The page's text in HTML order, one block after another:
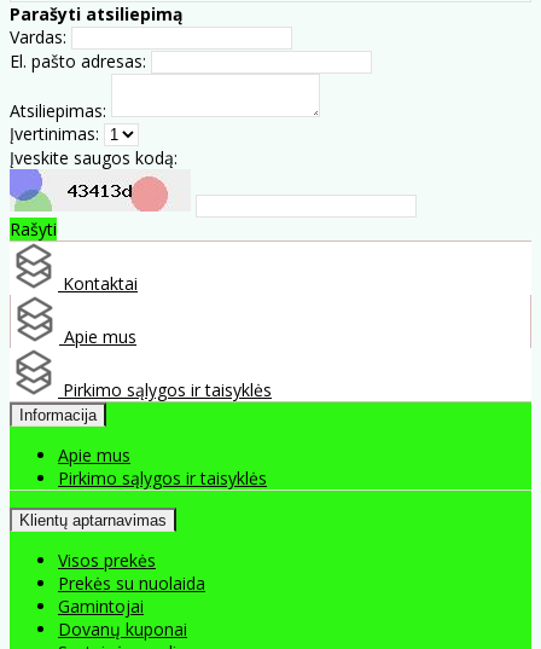
Parašyti atsiliepimą
Vardas:
El. pašto adresas:
Atsiliepimas:
Įvertinimas:
Įveskite saugos kodą:
Rašyti
Kontaktai
Apie mus
Pirkimo sąlygos ir taisyklės
Informacija
Apie mus
Pirkimo sąlygos ir taisyklės
Klientų aptarnavimas
Visos prekės
Prekės su nuolaida
Gamintojai
Dovanų kuponai